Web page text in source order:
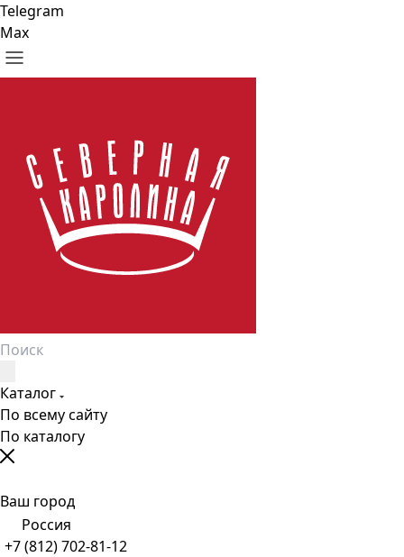
Telegram
Max
Каталог
По всему сайту
По каталогу
Ваш город
Россия
+7 (812) 702-81-12